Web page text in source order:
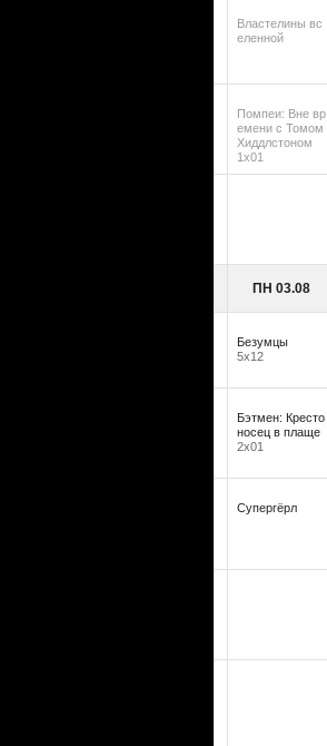
Властелины вс
еленной
Помпеи: Вне вр
емени с Томом
Хиддлстоном
1х01
ПН 03.08
Безумцы
5х12
Бэтмен: Кресто
носец в плаще
2х01
Супергёрл